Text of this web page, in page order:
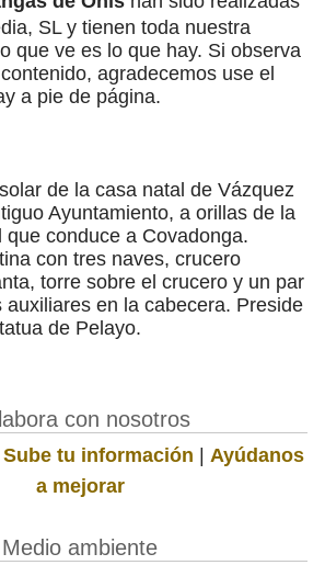
SL y tienen toda nuestra
que ve es lo que hay. Si observa
agradecemos use el
a pie de página.
de la casa natal de Vázquez
Ayuntamiento, a orillas de la
que conduce a Covadonga.
con tres naves, crucero
torre sobre el crucero y un par
auxiliares en la cabecera. Preside
de Pelayo.
con nosotros
Sube tu información | Ayúdanos
a mejorar
Medio ambiente